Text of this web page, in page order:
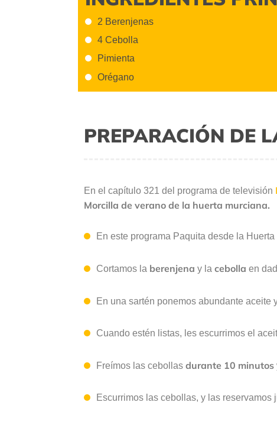
2 Berenjenas
4 Cebolla
Pimienta
Orégano
PREPARACIÓN DE
En el capítulo 321 del programa de televisión
Morcilla de verano de la huerta murciana.
En este programa Paquita desde la
Cortamos la berenjena y la cebolla en
En una sartén ponemos abundante aceite
Cuando estén listas, les escurrimos el
Freímos las cebollas durante 10 minutos
Escurrimos las cebollas, y las reservamos